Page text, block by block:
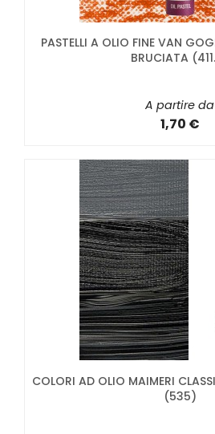
PASTELLI A OLIO FINE VAN
BRUCIATA
A partire da
1,70 €
COLORI AD OLIO MAIMERI
(535)